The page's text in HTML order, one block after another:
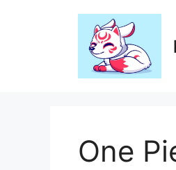
One